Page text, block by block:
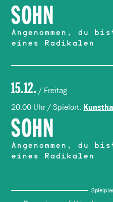
SOHN
Angenommen, du
eines Radikalen
15.12. / Freitag
20:00 Uhr / Spielort:
SOHN
Angenommen, du
eines Radikalen